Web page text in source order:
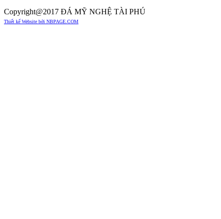
Copyright@2017 ĐÁ MỸ NGHỆ TÀI PHÚ
Thiết kế Website bởi NBPAGE.COM